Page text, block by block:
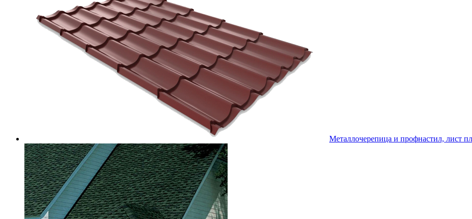
Металлочерепица и профнастил, лист